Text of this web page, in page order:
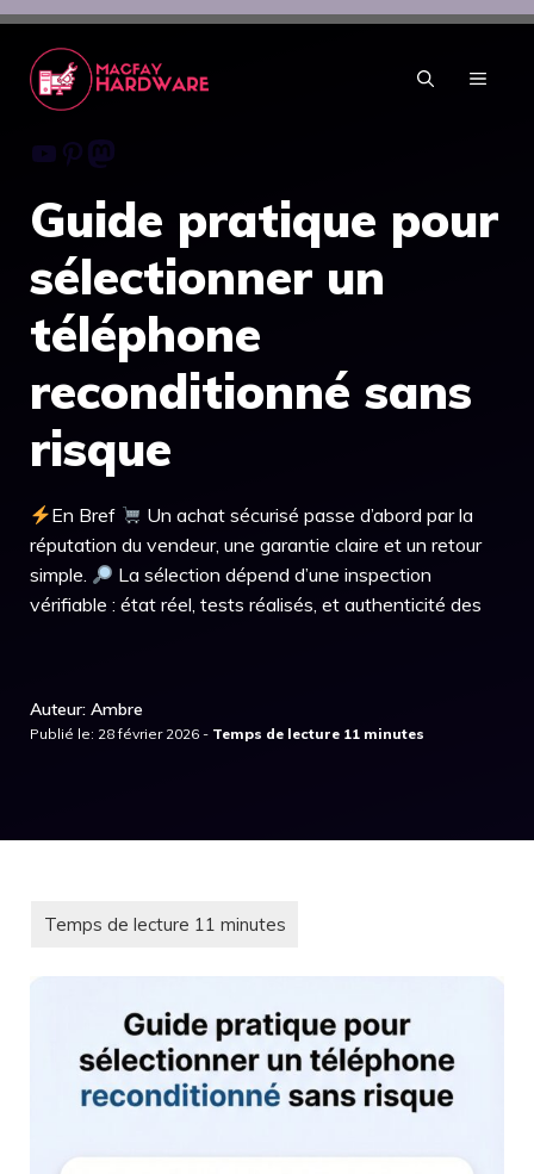
Aller
contenu
MENU
Youtube
Pinterest
Mastodon
Guide pratique pour
sélectionner un
téléphone
reconditionné sans
risque
En Bref
Un achat sécurisé passe d’abord par la
réputation du vendeur, une garantie claire et un retour
simple.
La sélection dépend d’une inspection
vérifiable : état réel, tests réalisés, et authenticité des
Auteur: Ambre
Publié le: 28 février 2026 -